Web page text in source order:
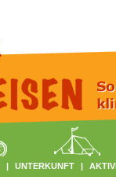
| UNTERKUNFT |